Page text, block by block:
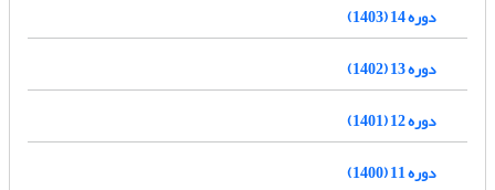
دوره 14 (1403)
دوره 13 (1402)
دوره 12 (1401)
دوره 11 (1400)